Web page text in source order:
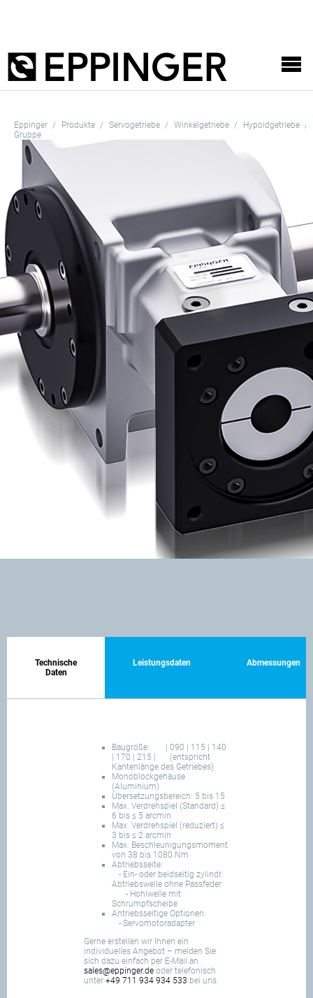
Eppinger
Gruppe
Produkte Servogetriebe Winkelgetriebe Hypoidgetriebe
Technische
Daten
Leistungsdaten Abmessungen
Baugröße:
| 090 | 115 | 140
| 170 | 215 |
(entspricht
Kantenlänge des Getriebes)
Monoblockgehäuse
(Aluminium)
Übersetzungsbereich: 5 bis 15
Max. Verdrehspiel (Standard) ≤
6 bis ≤ 5 arcmin
Max. Verdrehspiel (reduziert) ≤
3 bis ≤ 2 arcmin
Max. Beschleunigungsmoment
von 38 bis 1080 Nm
Abtriebsseite:
- Ein- oder beidseitig zylindr.
Abtriebswelle ohne Passfeder
- Hohlwelle mit
Schrumpfscheibe
Antriebsseitige Optionen:
- Servomotoradapter
Gerne erstellen wir Ihnen ein
individuelles Angebot – melden Sie
sich dazu einfach per E-Mail an
sales@eppinger.de oder telefonisch
unter +49 711 934 934 533 bei uns.